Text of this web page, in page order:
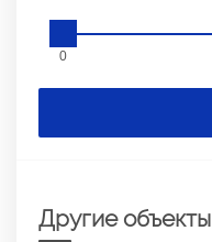
0
Другие объекты